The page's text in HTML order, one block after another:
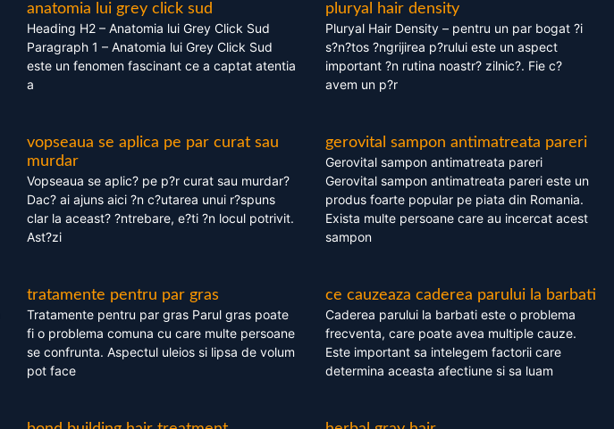
anatomia lui grey click sud
Heading H2 – Anatomia lui Grey Click Sud
Paragraph 1 – Anatomia lui Grey Click Sud
este un fenomen fascinant ce a captat atentia
a
pluryal hair density
Pluryal Hair Density – pentru un par bogat ?i
s?n?tos ?ngrijirea p?rului este un aspect
important ?n rutina noastr? zilnic?. Fie c?
avem un p?r
vopseaua se aplica pe par curat sau
murdar
Vopseaua se aplic? pe p?r curat sau murdar?
Dac? ai ajuns aici ?n c?utarea unui r?spuns
clar la aceast? ?ntrebare, e?ti ?n locul potrivit.
Ast?zi
gerovital sampon antimatreata pareri
Gerovital sampon antimatreata pareri
Gerovital sampon antimatreata pareri este un
produs foarte popular pe piata din Romania.
Exista multe persoane care au incercat acest
sampon
tratamente pentru par gras
Tratamente pentru par gras Parul gras poate
fi o problema comuna cu care multe persoane
se confrunta. Aspectul uleios si lipsa de volum
pot face
ce cauzeaza caderea parului la barbati
Caderea parului la barbati este o problema
frecventa, care poate avea multiple cauze.
Este important sa intelegem factorii care
determina aceasta afectiune si sa luam